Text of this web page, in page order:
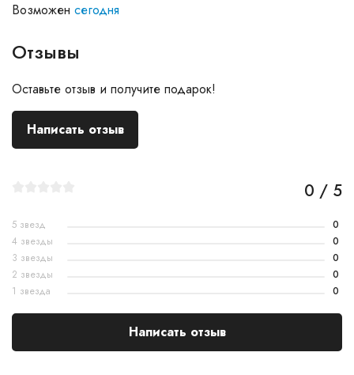
Возможен сегодня
Отзывы
Оставьте отзыв и получите подарок!
Написать отзыв
0 / 5
5 звезд
0
4 звезды
0
3 звезды
0
2 звезды
0
1 звезда
0
Написать отзыв